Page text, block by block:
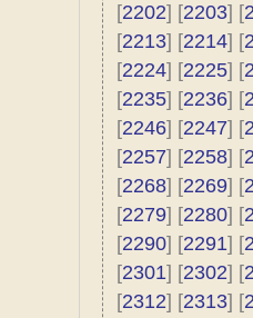
[2202] [2203] [
[2213] [2214] [
[2224] [2225] [
[2235] [2236] [
[2246] [2247] [
[2257] [2258] [
[2268] [2269] [
[2279] [2280] [
[2290] [2291] [
[2301] [2302] [
[2312] [2313] [